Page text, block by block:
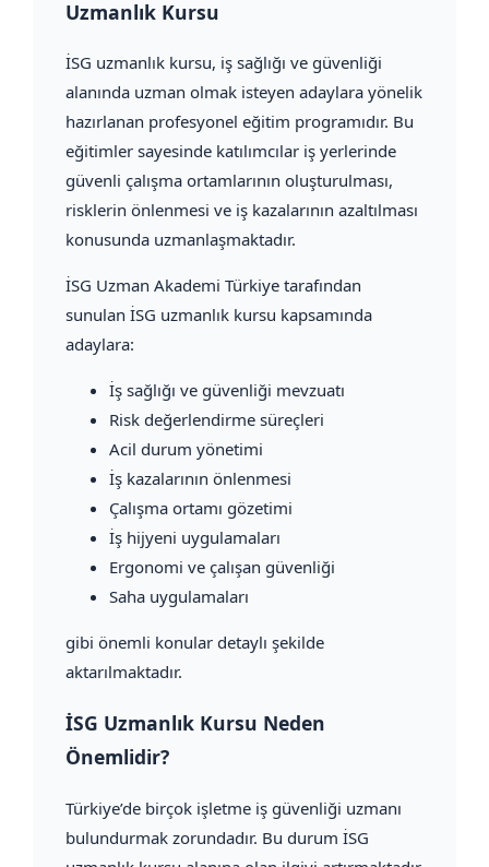
Uzmanlık Kursu
İSG uzmanlık kursu, iş sağlığı ve güvenliği
alanında uzman olmak isteyen adaylara yönelik
hazırlanan profesyonel eğitim programıdır. Bu
eğitimler sayesinde katılımcılar iş yerlerinde
güvenli çalışma ortamlarının oluşturulması,
risklerin önlenmesi ve iş kazalarının azaltılması
konusunda uzmanlaşmaktadır.
İSG Uzman Akademi Türkiye tarafından
sunulan İSG uzmanlık kursu kapsamında
adaylara:
İş sağlığı ve güvenliği mevzuatı
Risk değerlendirme süreçleri
Acil durum yönetimi
İş kazalarının önlenmesi
Çalışma ortamı gözetimi
İş hijyeni uygulamaları
Ergonomi ve çalışan güvenliği
Saha uygulamaları
gibi önemli konular detaylı şekilde
aktarılmaktadır.
İSG Uzmanlık Kursu Neden
Önemlidir?
Türkiye’de birçok işletme iş güvenliği uzmanı
bulundurmak zorundadır. Bu durum İSG